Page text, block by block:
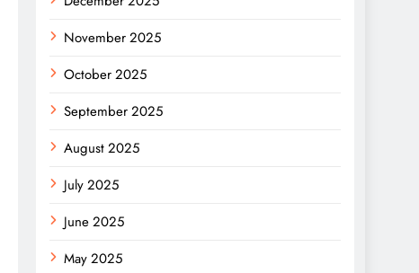
November 2025
October 2025
September 2025
August 2025
July 2025
June 2025
May 2025